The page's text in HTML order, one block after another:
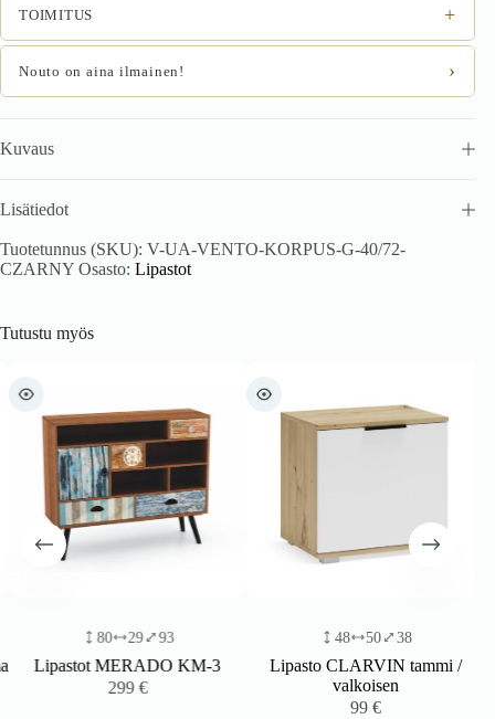
TOIMITUS +
Nouto on aina ilmainen! ›
Kuvaus
Lisätiedot
Tuotetunnus (SKU): V-UA-VENTO-KORPUS-G-40/72-
CZARNY Osasto: Lipastot
Tutustu myös
80 29 93
Lipastot MERADO KM-3
299€
48 50 38
Lipasto CLARVIN tammi /
valkoisen
99€